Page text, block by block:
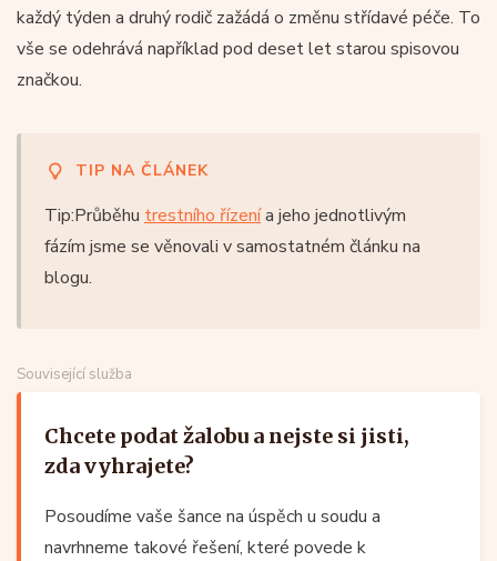
každý týden a druhý rodič zažádá o změnu střídavé péče. To
vše se odehrává například pod deset let starou spisovou
značkou.
TIP NA ČLÁNEK
Tip:Průběhu trestního řízenía jeho jednotlivým
fázím jsme se věnovali v samostatném článku na
blogu.
Související služba
Chcete podat žalobu a nejste si jisti,
zda vyhrajete?
Posoudíme vaše šance na úspěch u soudu a
navrhneme takové řešení, které povede k